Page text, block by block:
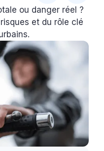
ou danger réel ?
et du rôle clé